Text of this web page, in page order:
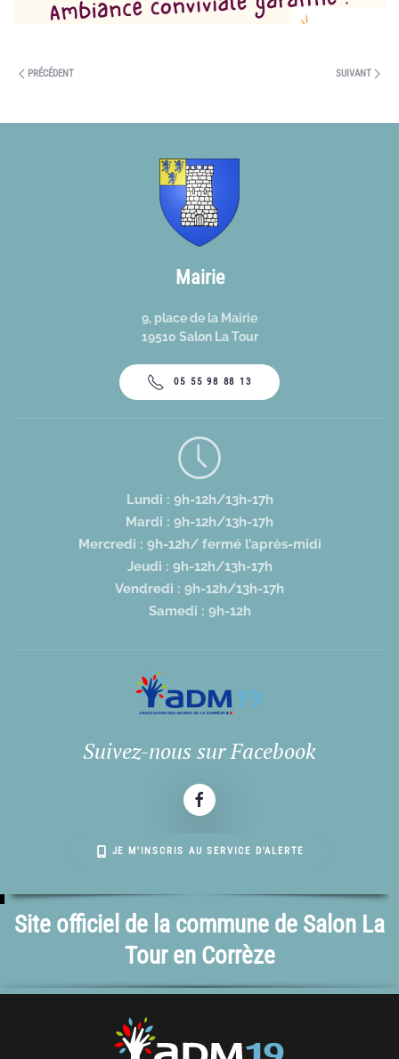
PRÉCÉDENT SUIVANT
Mairie
9, place de la Mairie
19510 Salon La Tour
05 55 98 88 13
Lundi : 9h-12h/13h-17h
Mardi : 9h-12h/13h-17h
Mercredi : 9h-12h/ fermé l’après-midi
Jeudi : 9h-12h/13h-17h
Vendredi : 9h-12h/13h-17h
Samedi : 9h-12h
Suivez-nous sur Facebook
JE M'INSCRIS AU SERVICE D'ALERTE
Site officiel de la commune de Salon La
Tour en Corrèze